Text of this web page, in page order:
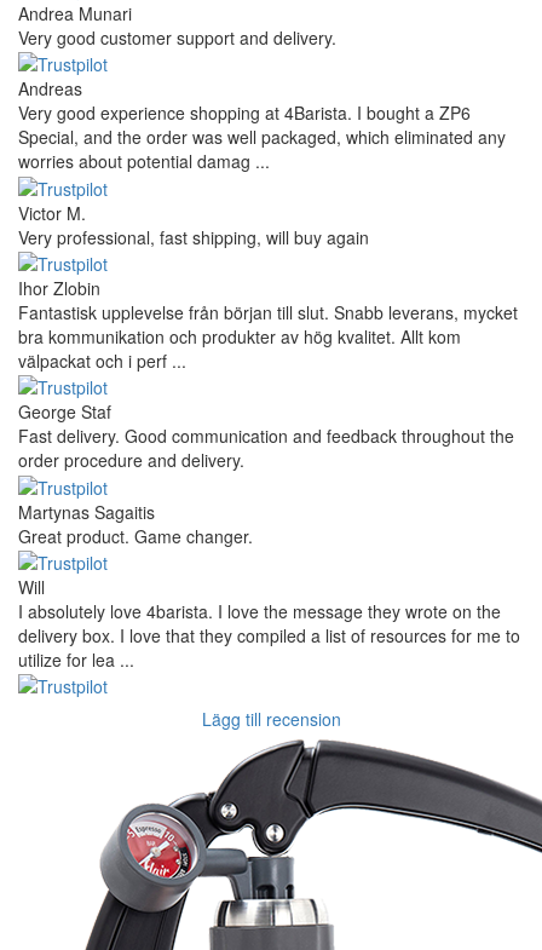
Andrea Munari
Very good customer support and delivery.
Andreas
Very good experience shopping at 4Barista. I bought a ZP6
Special, and the order was well packaged, which eliminated any
worries about potential damag ...
Victor M.
Very professional, fast shipping, will buy again
Ihor Zlobin
Fantastisk upplevelse från början till slut. Snabb leverans, mycket
bra kommunikation och produkter av hög kvalitet. Allt kom
välpackat och i perf ...
George Staf
Fast delivery. Good communication and feedback throughout the
order procedure and delivery.
Martynas Sagaitis
Great product. Game changer.
Will
I absolutely love 4barista. I love the message they wrote on the
delivery box. I love that they compiled a list of resources for me to
utilize for lea ...
Lägg till recension